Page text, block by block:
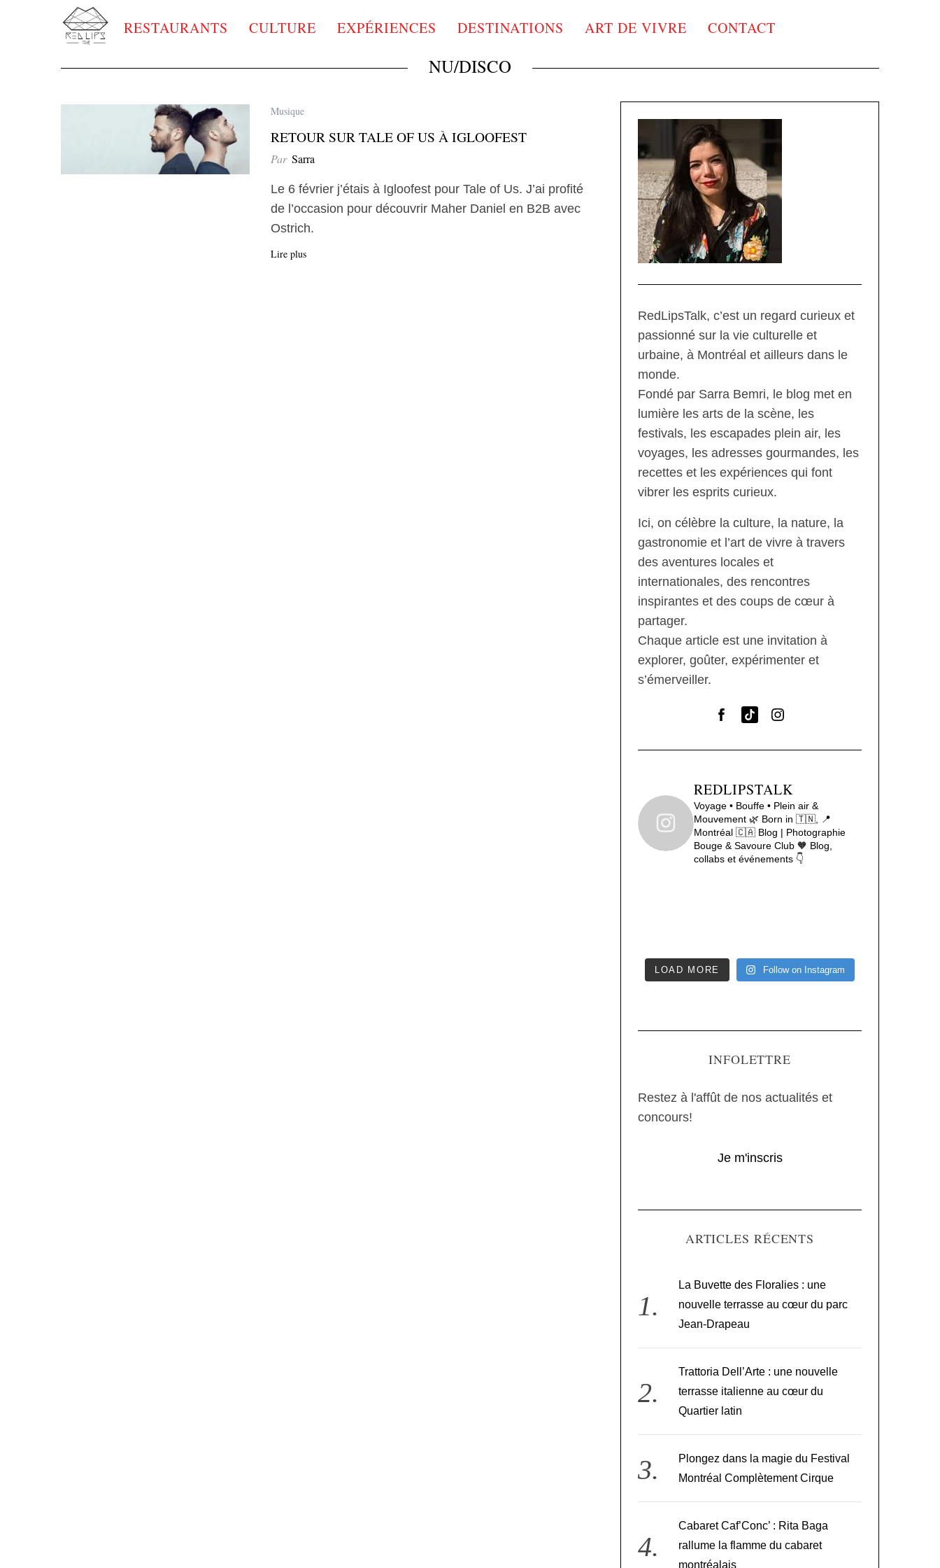
RESTAURANTS CULTURE EXPÉRIENCES DESTINATIONS ART DE VIVRE CONTACT
NU/DISCO
Musique
RETOUR SUR TALE OF US À IGLOOFEST
Par Sarra
Le 6 février j’étais à Igloofest pour Tale of Us. J’ai profité
de l’occasion pour découvrir Maher Daniel en B2B avec
Ostrich.
Lire plus
RedLipsTalk, c’est un regard curieux et
passionné sur la vie culturelle et
urbaine, à Montréal et ailleurs dans le
monde.
Fondé par Sarra Bemri, le blog met en
lumière les arts de la scène, les
festivals, les escapades plein air, les
voyages, les adresses gourmandes, les
recettes et les expériences qui font
vibrer les esprits curieux.
Ici, on célèbre la culture, la nature, la
gastronomie et l’art de vivre à travers
des aventures locales et
internationales, des rencontres
inspirantes et des coups de cœur à
partager.
Chaque article est une invitation à
explorer, goûter, expérimenter et
s’émerveiller.
REDLIPSTALK
Voyage • Bouffe • Plein air &
Mouvement 🌿 Born in 🇹🇳, 📍
Montréal 🇨🇦 Blog | Photographie
Bouge & Savoure Club 🧡 Blog,
collabs et événements 👇
LOAD MORE Follow on Instagram
INFOLETTRE
Restez à l'affût de nos actualités et
concours!
Je m'inscris
ARTICLES RÉCENTS
La Buvette des Floralies : une
nouvelle terrasse au cœur du parc
Jean-Drapeau
Trattoria Dell’Arte : une nouvelle
terrasse italienne au cœur du
Quartier latin
Plongez dans la magie du Festival
Montréal Complètement Cirque
Cabaret Caf’Conc’ : Rita Baga
rallume la flamme du cabaret
montréalais